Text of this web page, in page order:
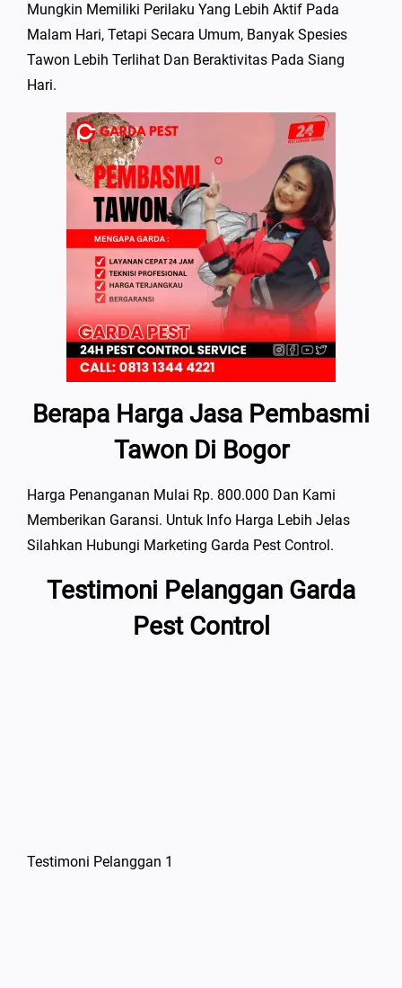
Mungkin Memiliki Perilaku Yang Lebih Aktif Pada
Malam Hari, Tetapi Secara Umum, Banyak Spesies
Tawon Lebih Terlihat Dan Beraktivitas Pada Siang
Hari.
Berapa Harga Jasa Pembasmi
Tawon Di Bogor
Harga Penanganan Mulai Rp. 800.000 Dan Kami
Memberikan Garansi. Untuk Info Harga Lebih Jelas
Silahkan Hubungi Marketing Garda Pest Control.
Testimoni Pelanggan Garda
Pest Control
Testimoni Pelanggan 1